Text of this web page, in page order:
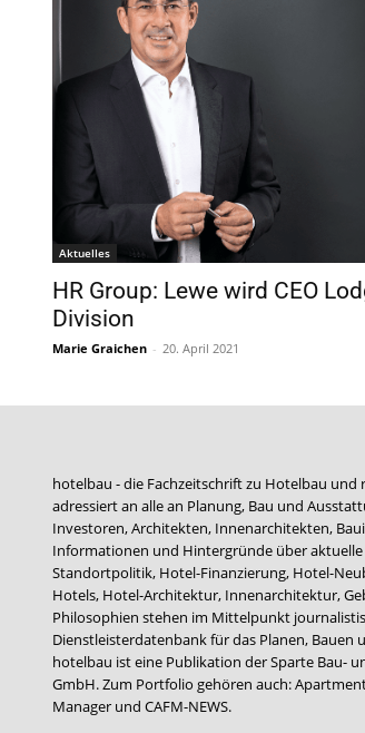
Aktuelles
HR Group: Lewe wird CEO
Division
Marie Graichen - 20. April 2021
hotelbau - die Fachzeitschrift zu Hotelbau
adressiert an alle an Planung, Bau und
Investoren, Architekten, Innenarchitekten,
Informationen und Hintergründe über
Standortpolitik, Hotel-Finanzierung, Hotel-
Hotels, Hotel-Architektur, Innenarchitektur,
Philosophien stehen im Mittelpunkt
Dienstleisterdatenbank für das Planen, Bauen
hotelbau ist eine Publikation der Sparte Bau-
GmbH. Zum Portfolio gehören auch:
Manager und CAFM-NEWS.